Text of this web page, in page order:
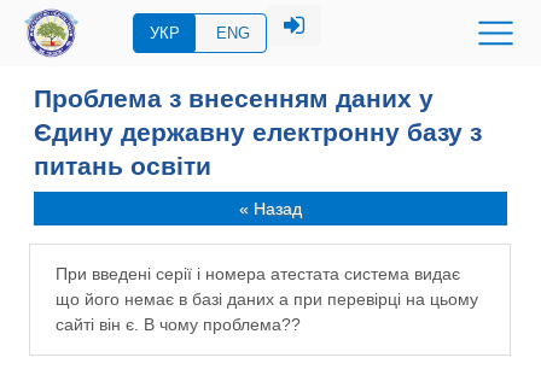
УКР ENG
Проблема з внесенням даних у
Єдину державну електронну базу з
питань освіти
« Назад
При введені серії і номера атестата система видає
що його немає в базі даних а при перевірці на цьому
сайті він є. В чому проблема??